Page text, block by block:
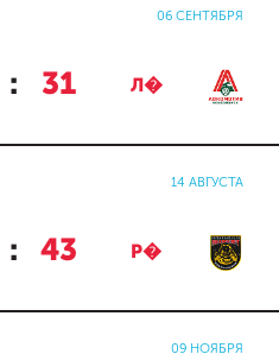
06 СЕНТЯБРЯ
: 31 Л�
14 АВГУСТА
: 43 Р�
09 НОЯБРЯ